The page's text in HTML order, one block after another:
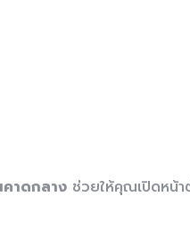
าดกลาง ช่วยให้คุณเปิดหน้า